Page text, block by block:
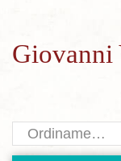
Giovanni